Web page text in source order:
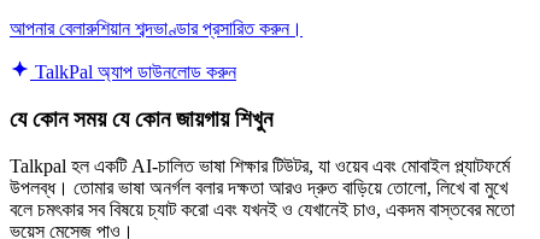
আপনার বেলারুশিয়ান শব্দভাণ্ডার প্রসারিত করুন।
TalkPal অ্যাপ ডাউনলোড করুন
যে কোন সময় যে কোন জায়গায় শিখুন
Talkpal হল একটি AI-চালিত ভাষা শিক্ষার টিউটর, যা ওয়েব এবং মোবাইল প্ল্যাটফর্মে
উপলব্ধ। তোমার ভাষা অনর্গল বলার দক্ষতা আরও দ্রুত বাড়িয়ে তোলো, লিখে বা মুখে
বলে চমৎকার সব বিষয়ে চ্যাট করো এবং যখনই ও যেখানেই চাও, একদম বাস্তবের মতো
ভয়েস মেসেজ পাও।